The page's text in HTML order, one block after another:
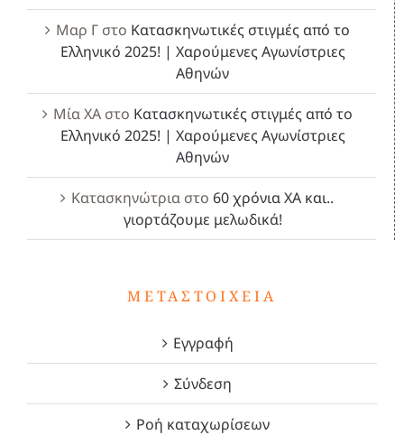
Μαρ Γστο Κατασκηνωτικές στιγμές από το
Ελληνικό 2025! | Χαρούμενες Αγωνίστριες
Αθηνών
Μία ΧΑστο Κατασκηνωτικές στιγμές από το
Ελληνικό 2025! | Χαρούμενες Αγωνίστριες
Αθηνών
Κατασκηνώτρια στο 60 χρόνια ΧΑ και..
γιορτάζουμε μελωδικά!
ΜΕΤΑΣΤΟΙΧΕΊΑ
Εγγραφή
Σύνδεση
Ροή καταχωρίσεων